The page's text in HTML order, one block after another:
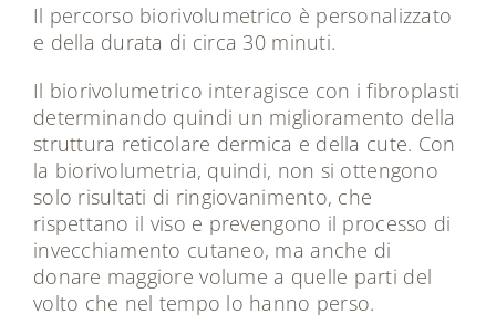
Il percorso biorivolumetrico è personalizzato
e della durata di circa 30 minuti.
Il biorivolumetrico interagisce con i fibroplasti
determinando quindi un miglioramento della
struttura reticolare dermica e della cute. Con
la biorivolumetria, quindi, non si ottengono
solo risultati di ringiovanimento, che
rispettano il viso e prevengono il processo di
invecchiamento cutaneo, ma anche di
donare maggiore volume a quelle parti del
volto che nel tempo lo hanno perso.